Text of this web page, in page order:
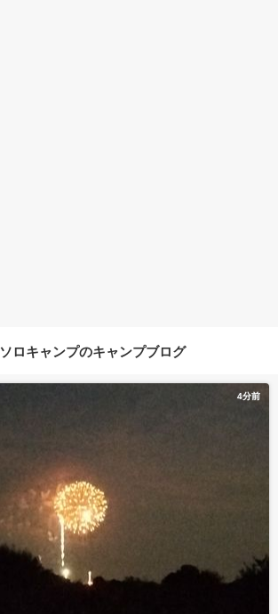
ロキャンプのキャンプブログ
4分前